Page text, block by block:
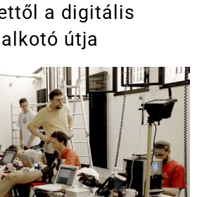
a digitális
útja